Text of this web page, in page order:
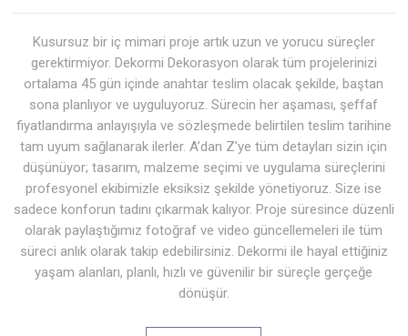
Kusursuz bir iç mimari proje artık uzun ve yorucu süreçler
gerektirmiyor. Dekormi Dekorasyon olarak tüm projelerinizi
ortalama 45 gün içinde anahtar teslim olacak şekilde, baştan
sona planlıyor ve uyguluyoruz. Sürecin her aşaması, şeffaf
fiyatlandırma anlayışıyla ve sözleşmede belirtilen teslim tarihine
tam uyum sağlanarak ilerler. A’dan Z’ye tüm detayları sizin için
düşünüyor; tasarım, malzeme seçimi ve uygulama süreçlerini
profesyonel ekibimizle eksiksiz şekilde yönetiyoruz. Size ise
sadece konforun tadını çıkarmak kalıyor. Proje süresince düzenli
olarak paylaştığımız fotoğraf ve video güncellemeleri ile tüm
süreci anlık olarak takip edebilirsiniz. Dekormi ile hayal ettiğiniz
yaşam alanları, planlı, hızlı ve güvenilir bir süreçle gerçeğe
dönüşür.